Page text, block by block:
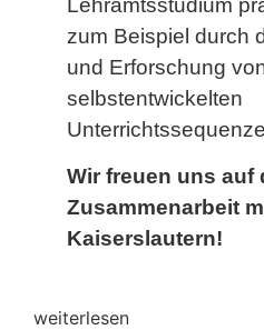
Lehramtsstudium
zum Beispiel durch
und Erforschung
selbstentwickelten
Wir freuen uns auf
Zusammenarbeit
Kaiserslautern!
weiterlesen